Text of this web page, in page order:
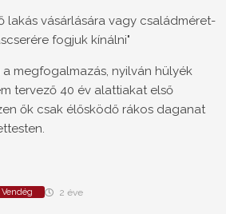
lakás vásárlására vagy családméret-
fogjuk kínálni"
megfogalmazás, nyilván hülyék
tervező 40 év alattiakat első
ők csak élősködő rákos daganat
Vendég 2 éve